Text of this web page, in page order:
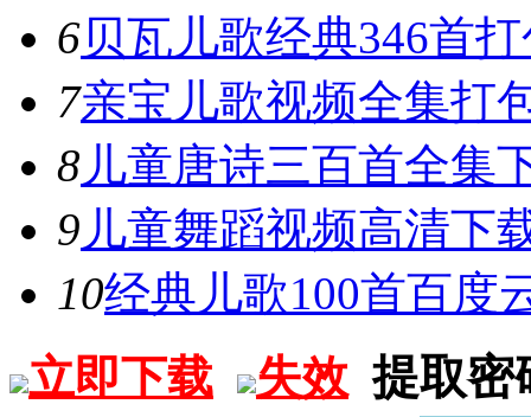
6贝瓦儿歌经典346首
7亲宝儿歌视频全集打
8 儿童唐诗三百首全集
9 儿童舞蹈视频高清下
10经典儿歌100首百度
立即下载
失效 提取密
恭喜
恭喜
恭喜
恭喜
恭喜